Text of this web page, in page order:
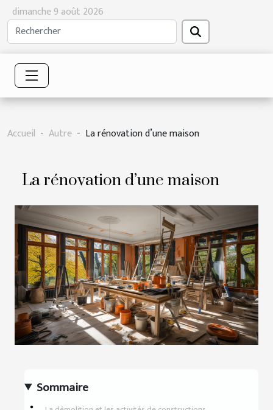
dimanche 9 août 2026
Accueil Autre La rénovation d’une maison
La rénovation d’une maison
Sommaire